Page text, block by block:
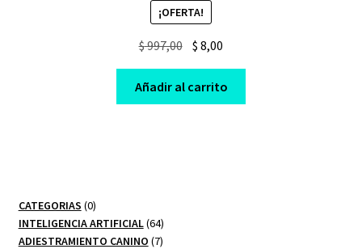
¡OFERTA!
$997,00 Original
was:
$ 997,00.
$ 8,00
is:
$ 8,00.
Añadir al carrito
CATEGORIAS 00
productos
INTELIGENCIA ARTIFICIAL 6464
productos
ADIESTRAMIENTO CANINO 77